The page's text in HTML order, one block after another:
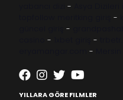
-
-
-
- -
-
YILLARA GÖRE FILMLER